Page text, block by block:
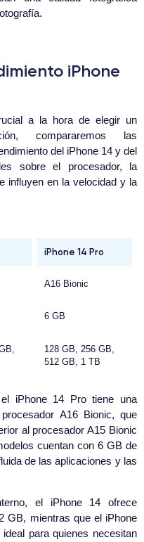
iPhone
a la hora de elegir un
compararemos las
del iPhone 14 y del
sobre el procesador, la
influyen en la velocidad y la
iPhone 14 Pro
A16 Bionic
6 GB
128 GB, 256 GB,
512 GB, 1 TB
iPhone 14 Pro tiene una
A16 Bionic, que
al procesador A15 Bionic
cuentan con 6 GB de
de las aplicaciones y las
el iPhone 14 ofrece
GB, mientras que el iPhone
para quienes necesitan